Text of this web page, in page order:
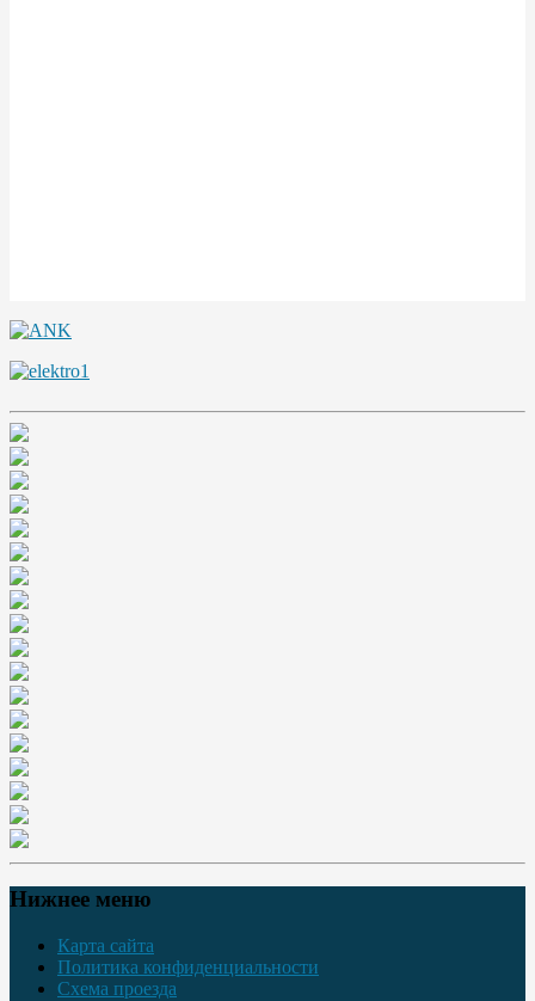
Нижнее меню
Карта сайта
Политика конфиденциальности
Схема проезда